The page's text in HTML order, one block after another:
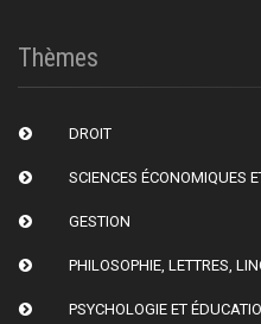
Thèmes
DROIT
SCIENCES ÉCONOMIQUES
GESTION
PHILOSOPHIE, LETTRES,
PSYCHOLOGIE ET